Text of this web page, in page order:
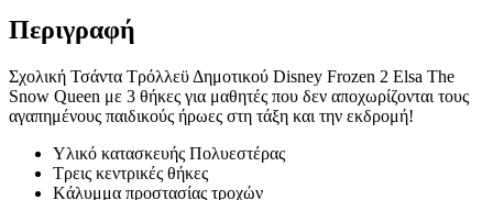
Περιγραφή
Σχολική Τσάντα Τρόλλεϋ Δημοτικού Disney Frozen 2 Elsa The
Snow Queen με 3 θήκες για μαθητές που δεν αποχωρίζονται τους
αγαπημένους παιδικούς ήρωες στη τάξη και την εκδρομή!
Υλικό κατασκευής Πολυεστέρας
Τρεις κεντρικές θήκες
Kάλυμμα προστασίας τροχών